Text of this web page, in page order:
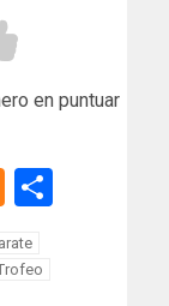
en puntuar